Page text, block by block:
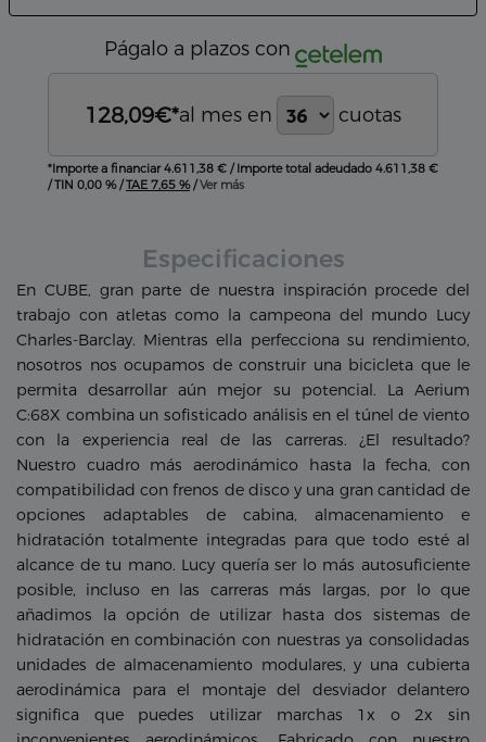
Págalo a plazos con
128,09€*al mes en cuotas
*Importe a financiar4.611,38 € /Importe total adeudado 4.611,38 €
/TIN 0,00 %/TAE 7,65 %/Ver más
Especificaciones
En CUBE, gran parte de nuestra inspiración procede del
trabajo con atletas como la campeona del mundo Lucy
Charles-Barclay. Mientras ella perfecciona su rendimiento,
nosotros nos ocupamos de construir una bicicleta que le
permita desarrollar aún mejor su potencial. La Aerium
C:68X combina un sofisticado análisis en el túnel de viento
con la experiencia real de las carreras. ¿El resultado?
Nuestro cuadro más aerodinámico hasta la fecha, con
compatibilidad con frenos de disco y una gran cantidad de
opciones adaptables de cabina, almacenamiento e
hidratación totalmente integradas para que todo esté al
alcance de tu mano. Lucy quería ser lo más autosuficiente
posible, incluso en las carreras más largas, por lo que
añadimos la opción de utilizar hasta dos sistemas de
hidratación en combinación con nuestras ya consolidadas
unidades de almacenamiento modulares, y una cubierta
aerodinámica para el montaje del desviador delantero
significa que puedes utilizar marchas 1x o 2x sin